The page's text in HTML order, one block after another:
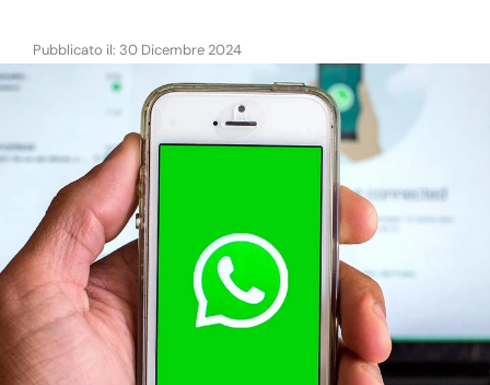
Pubblicato il: 30 Dicembre 2024